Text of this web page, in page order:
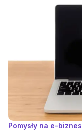
Pomysły na e-biznes